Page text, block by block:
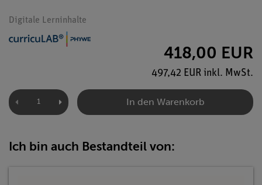
Digitale Lerninhalte
418,00 EUR
497,42 EUR inkl. MwSt.
In den Warenkorb
Ich bin auch Bestandteil von: